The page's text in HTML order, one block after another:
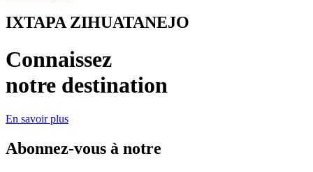
IXTAPA ZIHUATANEJO
Connaissez
notre destination
En savoir plus
Abonnez-vous à notre